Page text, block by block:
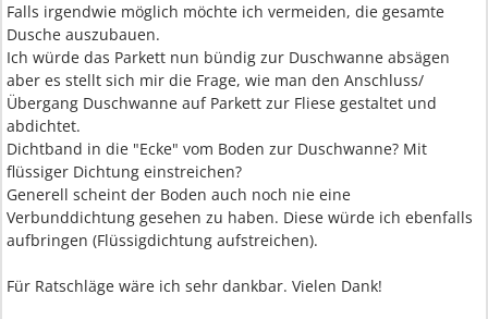
Falls irgendwie möglich möchte ich vermeiden, die gesamte
Dusche auszubauen.
Ich würde das Parkett nun bündig zur Duschwanne absägen
aber es stellt sich mir die Frage, wie man den Anschluss/
Übergang Duschwanne auf Parkett zur Fliese gestaltet und
abdichtet.
Dichtband in die "Ecke" vom Boden zur Duschwanne? Mit
flüssiger Dichtung einstreichen?
Generell scheint der Boden auch noch nie eine
Verbunddichtung gesehen zu haben. Diese würde ich ebenfalls
aufbringen (Flüssigdichtung aufstreichen).
Für Ratschläge wäre ich sehr dankbar. Vielen Dank!